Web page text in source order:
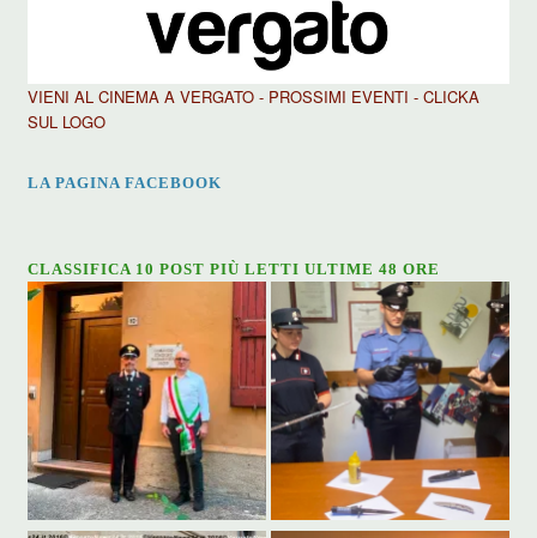
VIENI AL CINEMA A VERGATO - PROSSIMI EVENTI - CLICKA
SUL LOGO
LA PAGINA FACEBOOK
CLASSIFICA 10 POST PIÙ LETTI ULTIME 48 ORE